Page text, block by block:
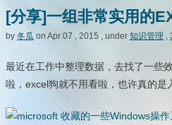
[分享]一组非常实用的
by 冬瓜 on Apr 07 , 2015 , under 知识管理 ,
最近在工作中整理数据，去找了一些
啦，excel狗就不用看啦，也许真的是